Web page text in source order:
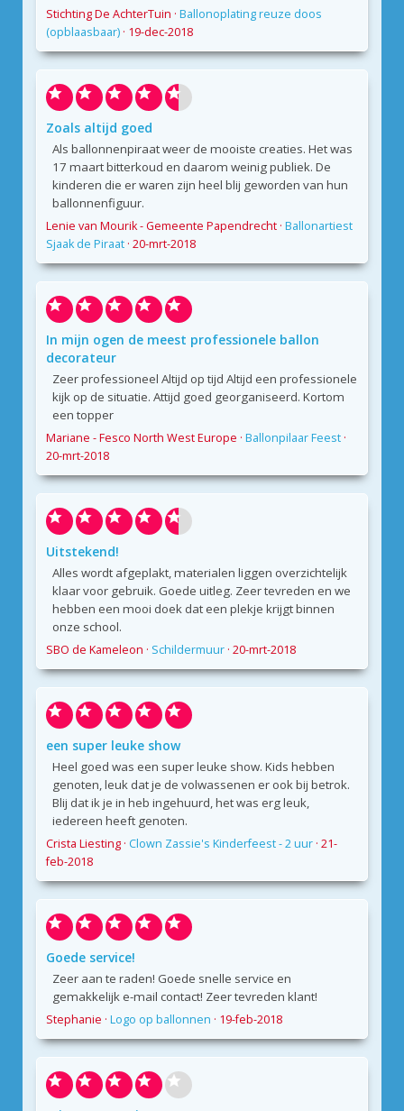
Stichting De AchterTuin · Ballonoplating reuze doos
(opblaasbaar) · 19-dec-2018
Zoals altijd goed
Als ballonnenpiraat weer de mooiste creaties. Het was
17 maart bitterkoud en daarom weinig publiek. De
kinderen die er waren zijn heel blij geworden van hun
ballonnenfiguur.
Lenie van Mourik - Gemeente Papendrecht · Ballonartiest
Sjaak de Piraat · 20-mrt-2018
In mijn ogen de meest professionele ballon
decorateur
Zeer professioneel Altijd op tijd Altijd een professionele
kijk op de situatie. Attijd goed georganiseerd. Kortom
een topper
Mariane - Fesco North West Europe · Ballonpilaar Feest ·
20-mrt-2018
Uitstekend!
Alles wordt afgeplakt, materialen liggen overzichtelijk
klaar voor gebruik. Goede uitleg. Zeer tevreden en we
hebben een mooi doek dat een plekje krijgt binnen
onze school.
SBO de Kameleon · Schildermuur · 20-mrt-2018
een super leuke show
Heel goed was een super leuke show. Kids hebben
genoten, leuk dat je de volwassenen er ook bij betrok.
Blij dat ik je in heb ingehuurd, het was erg leuk,
iedereen heeft genoten.
Crista Liesting · Clown Zassie's Kinderfeest - 2 uur · 21-
feb-2018
Goede service!
Zeer aan te raden! Goede snelle service en
gemakkelijk e-mail contact! Zeer tevreden klant!
Stephanie · Logo op ballonnen · 19-feb-2018